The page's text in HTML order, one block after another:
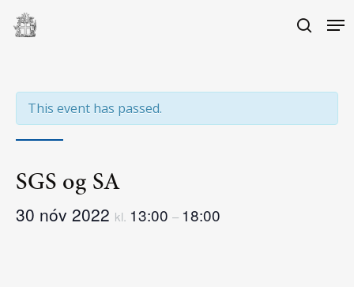
Skip
search
This event has passed.
SGS og SA
30 nóv 2022 kl. 13:00 – 18:00